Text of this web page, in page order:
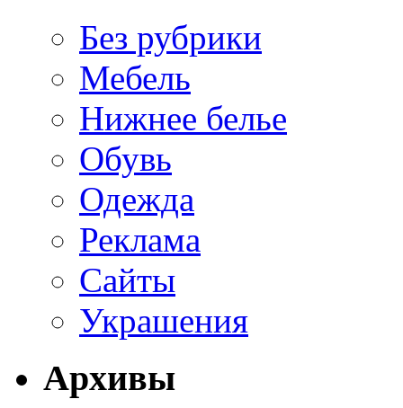
Без рубрики
Мебель
Нижнее белье
Обувь
Одежда
Реклама
Сайты
Украшения
Архивы